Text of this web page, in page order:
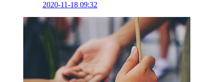
2020-11-18 09:32